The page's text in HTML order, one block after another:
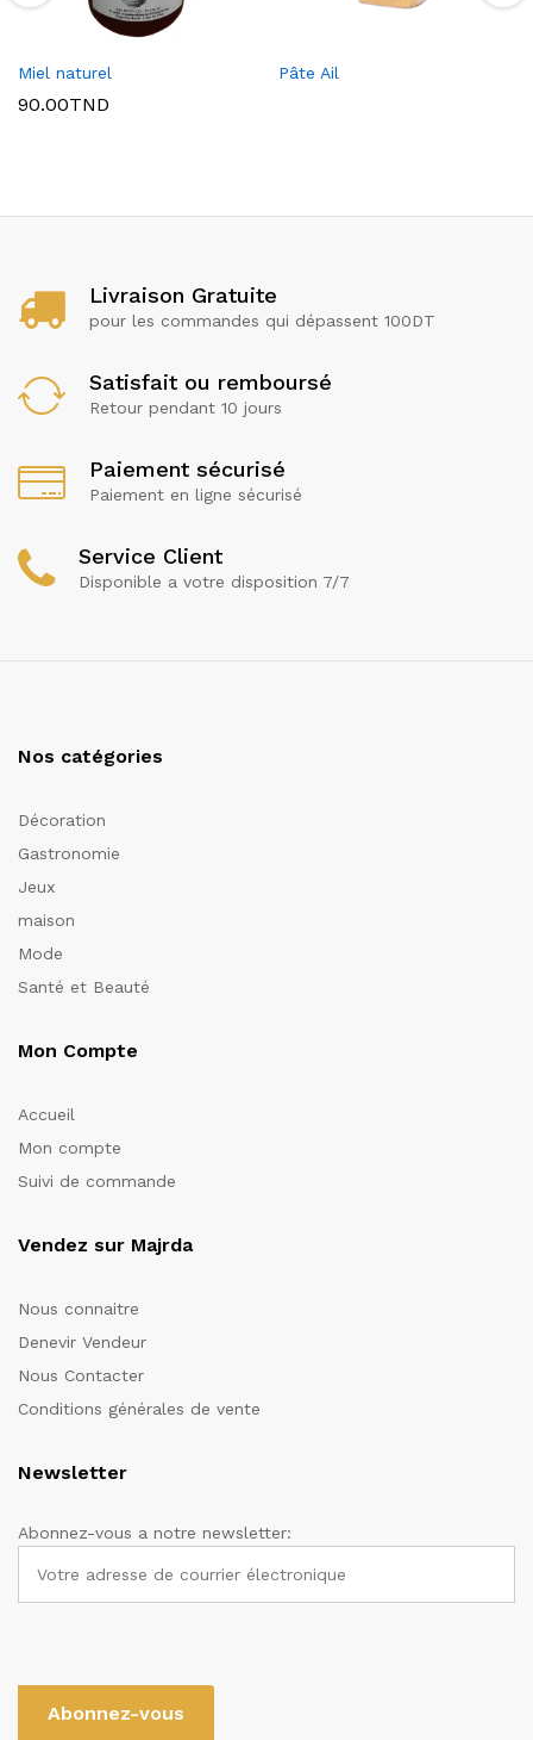
Miel naturel
90.00TND
Pâte Ail
Livraison Gratuite
pour les commandes qui dépassent 100DT
Satisfait ou remboursé
Retour pendant 10 jours
Paiement sécurisé
Paiement en ligne sécurisé
Service Client
Disponible a votre disposition 7/7
Nos catégories
Décoration
Gastronomie
Jeux
maison
Mode
Santé et Beauté
Mon Compte
Accueil
Mon compte
Suivi de commande
Vendez sur Majrda
Nous connaitre
Denevir Vendeur
Nous Contacter
Conditions générales de vente
Newsletter
Abonnez-vous a notre newsletter: